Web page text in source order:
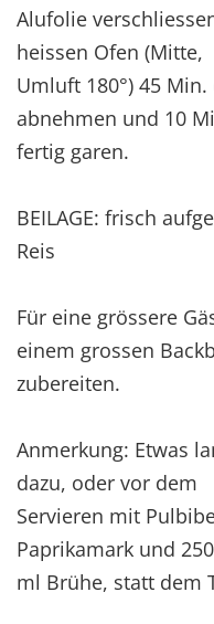
Alufolie
heissen Ofen (Mitte,
Umluft 180°) 45
abnehmen und 10
fertig garen.
BEILAGE: frisch
Reis
Für eine grössere
einem grossen
zubereiten.
Anmerkung: Etwas
dazu, oder vor dem
Servieren mit
Paprikamark und 250
ml Brühe, statt dem